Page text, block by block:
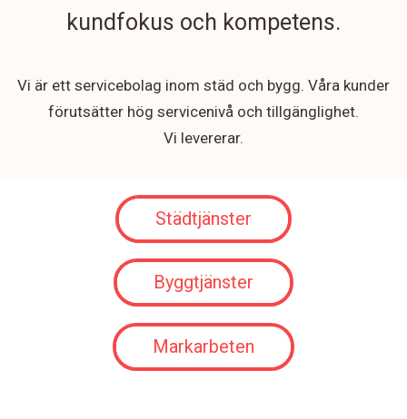
kundfokus och kompetens.
Vi är ett servicebolag inom städ och bygg. Våra kunder
förutsätter hög servicenivå och tillgänglighet.
Vi levererar.
Städtjänster
Byggtjänster
Markarbeten